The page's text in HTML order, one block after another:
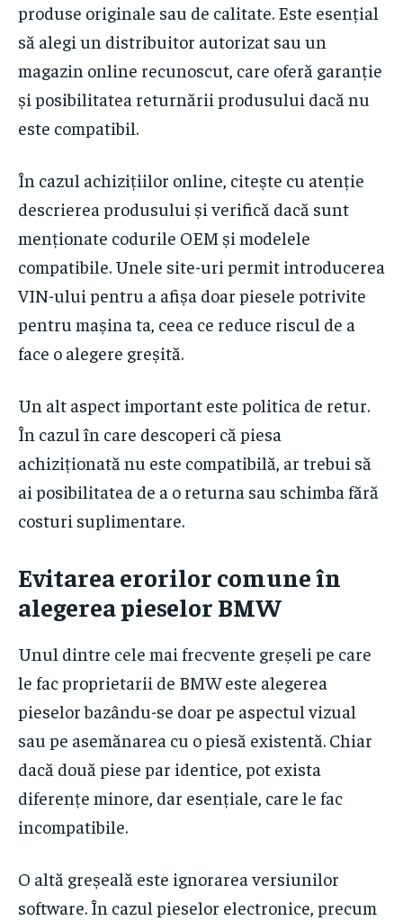
produse originale sau de calitate. Este esențial
să alegi un distribuitor autorizat sau un
magazin online recunoscut, care oferă garanție
și posibilitatea returnării produsului dacă nu
este compatibil.
În cazul achizițiilor online, citește cu atenție
descrierea produsului și verifică dacă sunt
menționate codurile OEM și modelele
compatibile. Unele site-uri permit introducerea
VIN-ului pentru a afișa doar piesele potrivite
pentru mașina ta, ceea ce reduce riscul de a
face o alegere greșită.
Un alt aspect important este politica de retur.
În cazul în care descoperi că piesa
achiziționată nu este compatibilă, ar trebui să
ai posibilitatea de a o returna sau schimba fără
costuri suplimentare.
Evitarea erorilor comune în
alegerea pieselor BMW
Unul dintre cele mai frecvente greșeli pe care
le fac proprietarii de BMW este alegerea
pieselor bazându-se doar pe aspectul vizual
sau pe asemănarea cu o piesă existentă. Chiar
dacă două piese par identice, pot exista
diferențe minore, dar esențiale, care le fac
incompatibile.
O altă greșeală este ignorarea versiunilor
software. În cazul pieselor electronice, precum